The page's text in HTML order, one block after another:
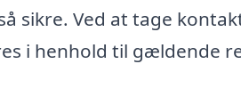
sikre. Ved at tage
i henhold til gældende